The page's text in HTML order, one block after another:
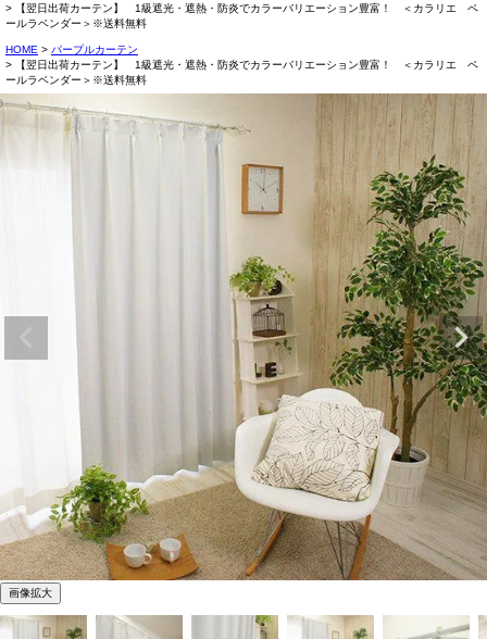
【翌日出荷カーテン】 1級遮光・遮熱・防炎でカラーバリエーション豊富！ ＜カラリエ ペ
ールラベンダー＞※送料無料
HOME
パープルカーテン
【翌日出荷カーテン】 1級遮光・遮熱・防炎でカラーバリエーション豊富！ ＜カラリエ ペ
ールラベンダー＞※送料無料
画像拡大